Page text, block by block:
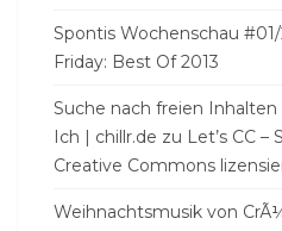
Spontis Wochenschau
Friday: Best Of 2013
Suche nach freien Inhalten
Ich | chillr.de zu Let’s CC
Creative Commons
Weihnachtsmusik von